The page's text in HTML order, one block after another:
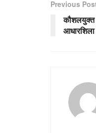
Previous
कौशलयुक्त